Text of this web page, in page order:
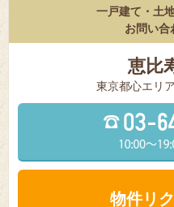
一戸建て・土
お問い合
恵比
東京都⼼エリ
物件リ